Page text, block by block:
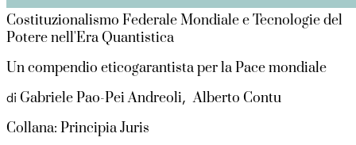
Costituzionalismo Federale Mondiale e Tecnologie del
Potere nell'Era Quantistica
Un compendio eticogarantista per la Pace mondiale
di Gabriele Pao-Pei Andreoli, Alberto Contu
Collana: Principia Juris